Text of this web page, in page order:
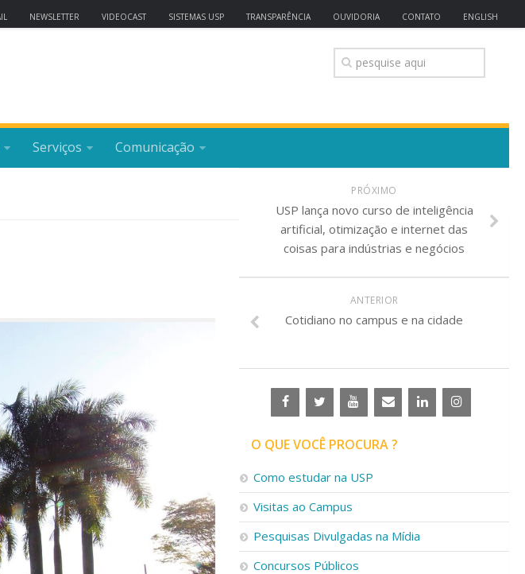
NEWSLETTER VIDEOCAST SISTEMAS USP TRANSPARÊNCIA OUVIDORIA CONTATO ENGLISH
Serviços Comunicação
PRÓXIMO
USP lança novo curso de inteligência
artificial, otimização e internet das
coisas para indústrias e negócios
ANTERIOR
Cotidiano no campus e na cidade
O QUE VOCÊ PROCURA ?
Como estudar na USP
Visitas ao Campus
Pesquisas Divulgadas na Mídia
Concursos Públicos